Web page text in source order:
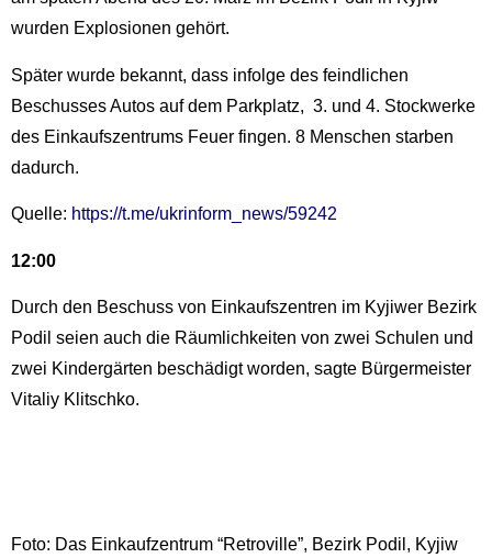
wurden Explosionen gehört.
Später wurde bekannt, dass infolge des feindlichen
Beschusses Autos auf dem Parkplatz, 3. und 4. Stockwerke
des Einkaufszentrums Feuer fingen. 8 Menschen starben
dadurch.
Quelle: https://t.me/ukrinform_news/59242
12:00
Durch den Beschuss von Einkaufszentren im Kyjiwer Bezirk
Podil seien auch die Räumlichkeiten von zwei Schulen und
zwei Kindergärten beschädigt worden, sagte Bürgermeister
Vitaliy Klitschko.
Foto: Das Einkaufzentrum “Retroville”, Bezirk Podil, Kyjiw